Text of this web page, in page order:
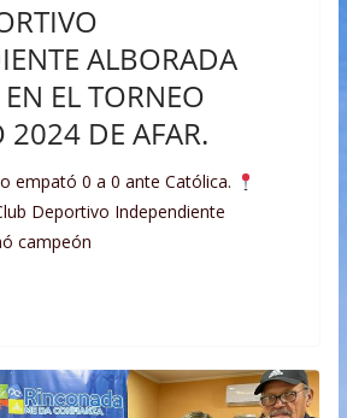
ALBORADA
EL TORNEO
2024 DE AFAR.
empató 0 a 0 ante Católica.
Deportivo Independiente
campeón